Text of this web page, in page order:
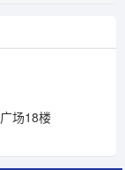
场18楼